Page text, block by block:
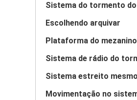
Escolhendo arquivar
Plataforma do mezanino